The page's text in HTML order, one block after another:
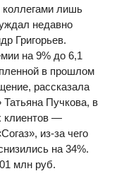
лишь
недавно
Григорьев.
на 9% до 6,1
в прошлом
рассказала
Пучкова, в
клиентов —
из-за чего
на 34%.
млн руб.